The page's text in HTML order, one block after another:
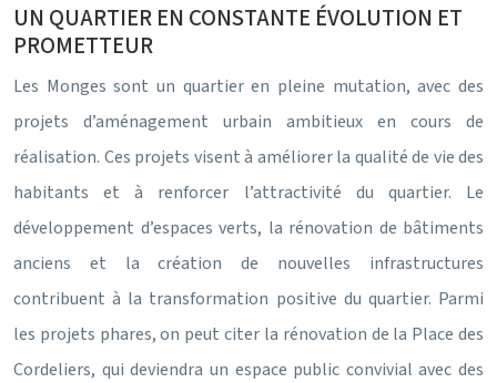
UN QUARTIER EN CONSTANTE ÉVOLUTION ET
PROMETTEUR
Les Monges sont un quartier en pleine mutation, avec des
projets d’aménagement urbain ambitieux en cours de
réalisation. Ces projets visent à améliorer la qualité de vie des
habitants et à renforcer l’attractivité du quartier. Le
développement d’espaces verts, la rénovation de bâtiments
anciens et la création de nouvelles infrastructures
contribuent à la transformation positive du quartier. Parmi
les projets phares, on peut citer la rénovation de la Place des
Cordeliers, qui deviendra un espace public convivial avec des